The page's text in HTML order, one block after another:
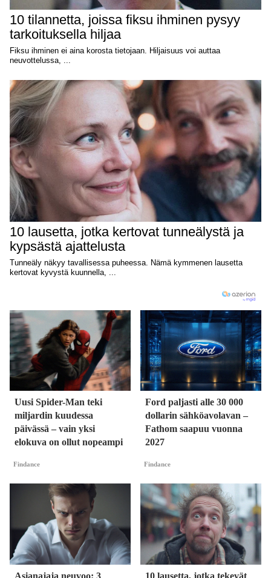
Uusi Spider-Man teki
miljardin kuudessa
päivässä – vain yksi
elokuva on ollut nopeampi
Findance
Ford paljasti alle 30 000
dollarin sähköavolavan –
Fathom saapuu vuonna
2027
Findance
Asianajaja neuvoo: 3
10 lausetta, jotka tekevät